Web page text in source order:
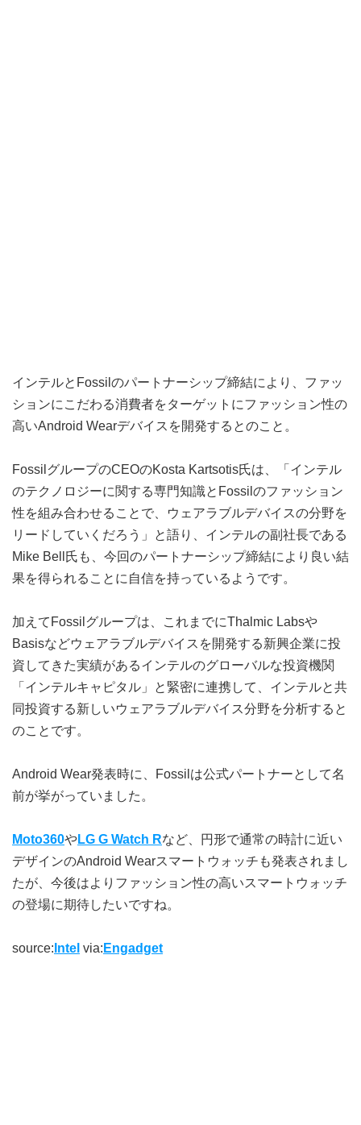
インテルとFossilのパートナーシップ締結により、ファッ
ションにこだわる消費者をターゲットにファッション性の
高いAndroid Wearデバイスを開発するとのこと。
FossilグループのCEOのKosta Kartsotis氏は、「インテル
のテクノロジーに関する専門知識とFossilのファッション
性を組み合わせることで、ウェアラブルデバイスの分野を
リードしていくだろう」と語り、インテルの副社長である
Mike Bell氏も、今回のパートナーシップ締結により良い結
果を得られることに自信を持っているようです。
加えてFossilグループは、これまでにThalmic Labsや
Basisなどウェアラブルデバイスを開発する新興企業に投
資してきた実績があるインテルのグローバルな投資機関
「インテルキャピタル」と緊密に連携して、インテルと共
同投資する新しいウェアラブルデバイス分野を分析すると
のことです。
Android Wear発表時に、Fossilは公式パートナーとして名
前が挙がっていました。
Moto360やLG G Watch Rなど、円形で通常の時計に近い
デザインのAndroid Wearスマートウォッチも発表されまし
たが、今後はよりファッション性の高いスマートウォッチ
の登場に期待したいですね。
source: Intel via: Engadget